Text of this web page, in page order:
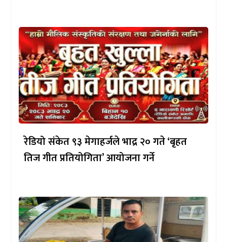
रेडियो संकेत ९३ मेगाहर्जले भाद्र २० गते ‘बृहत
तिज गीत प्रतियोगिता’ आयोजना गर्ने